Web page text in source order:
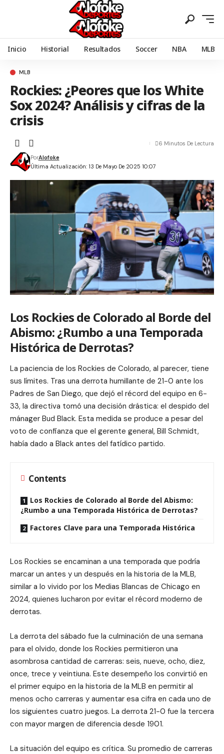
Inicio Historial Resultados Soccer NBA MLB
MLB
Rockies: ¿Peores que los White
Sox 2024? Análisis y cifras de la
crisis
Última Actualización: 13 De Mayo De 2025 10:07
PorAlofoke
6 Minutos De Lectura
Los Rockies de Colorado al Borde del
Abismo: ¿Rumbo a una Temporada
Histórica de Derrotas?
La paciencia de los Rockies de Colorado, al parecer, tiene
sus límites. Tras una derrota humillante de 21-0 ante los
Padres de San Diego, que dejó el récord del equipo en 6-
33, la directiva tomó una decisión drástica: el despido del
mánager Bud Black. Esta medida se produce a pesar del
voto de confianza que el gerente general, Bill Schmidt,
había dado a Black antes del fatídico partido.
Contents
Los Rockies de Colorado al Borde del Abismo:
¿Rumbo a una Temporada Histórica de Derrotas?
Factores Clave para una Temporada Histórica
Los Rockies se encaminan a una temporada que podría
marcar un antes y un después en la historia de la MLB,
similar a lo vivido por los Medias Blancas de Chicago en
2024, quienes lucharon por evitar el récord moderno de
derrotas.
La derrota del sábado fue la culminación de una semana
para el olvido, donde los Rockies permitieron una
asombrosa cantidad de carreras: seis, nueve, ocho, diez,
once, trece y veintiuna. Este desempeño los convirtió en
el primer equipo en la historia de la MLB en permitir al
menos ocho carreras y aumentar esa cifra en cada uno de
los siguientes cuatro juegos. La derrota 21-0 fue la tercera
con mayor margen de diferencia desde 1901.
La situación del equipo es crítica. Su promedio de carreras